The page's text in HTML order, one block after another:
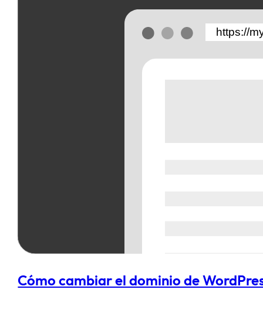
Cómo cambiar el dominio de